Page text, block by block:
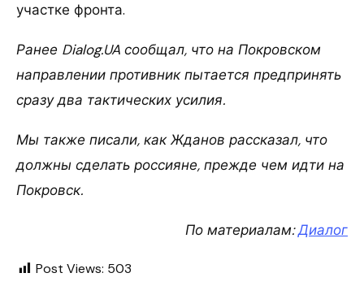
участке фронта.
Ранее Dialog.UA сообщал, что на Покровском
направлении противник пытается предпринять
сразу два тактических усилия.
Мы также писали, как Жданов рассказал, что
должны сделать россияне, прежде чем идти на
Покровск.
По материалам:Диалог
Post Views: 503